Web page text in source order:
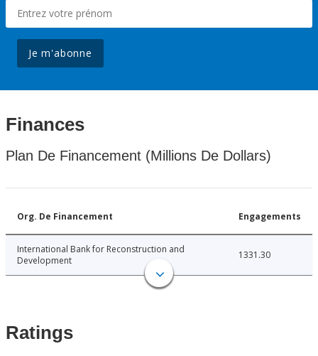
Je m'abonne
Finances
Plan De Financement (Millions De Dollars)
Org. De Financement Engagements
International Bank for Reconstruction and
Development
1331.30
Ratings